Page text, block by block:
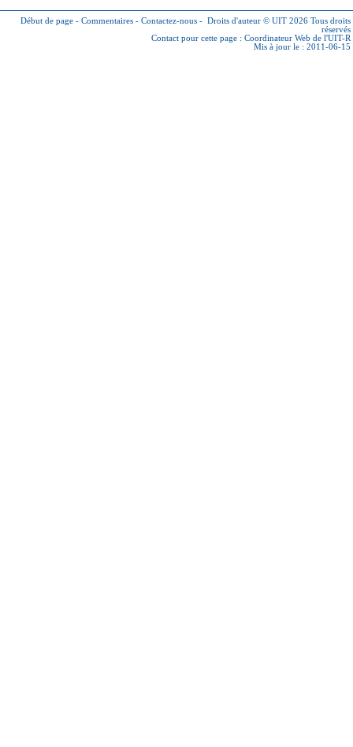
Début de page - Commentaires - Contactez-nous - Droits d'auteur © UIT 2026 Tous droits
réservés
Contact pour cette page : Coordinateur Web de l'UIT-R
Mis à jour le : 2011-06-15